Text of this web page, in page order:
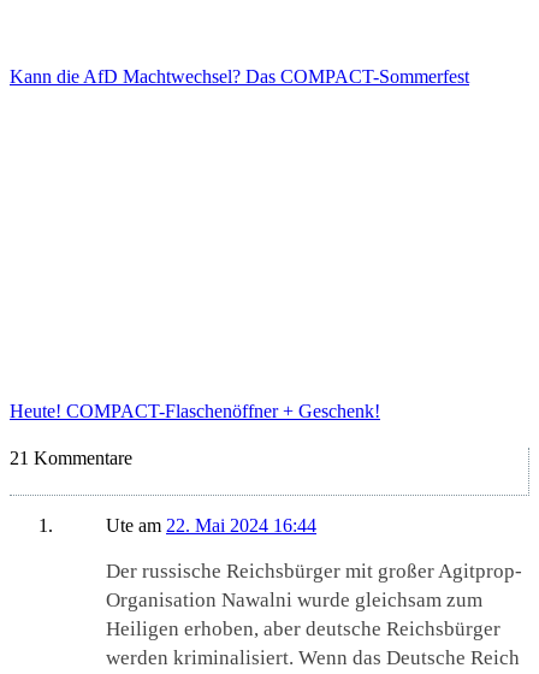
Kann die AfD Machtwechsel? Das COMPACT-Sommerfest
Heute! COMPACT-Flaschenöffner + Geschenk!
21 Kommentare
Ute am 22. Mai 2024 16:44
Der russische Reichsbürger mit großer Agitprop-
Organisation Nawalni wurde gleichsam zum
Heiligen erhoben, aber deutsche Reichsbürger
werden kriminalisiert. Wenn das Deutsche Reich